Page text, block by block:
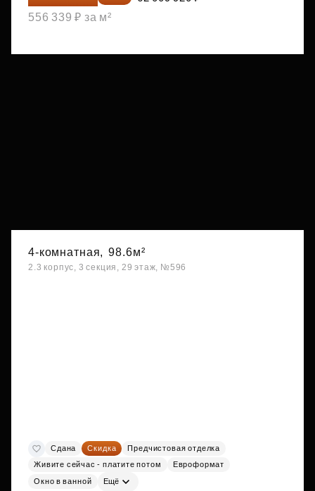
556 339 ₽ за м²
4-комнатная, 98.6м²
2.3 корпус, 3 секция, 29 этаж, №596
Сдана Скидка
Предчистовая отделка
Живите сейчас - платите потом
Евроформат
Окно в ванной Ещё